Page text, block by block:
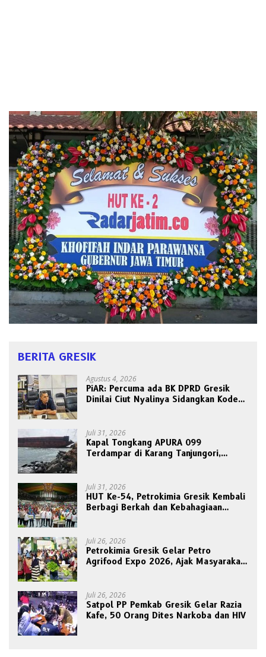
BERITA GRESIK
Agustus 4, 2026
PiAR: Percuma ada BK DPRD Gresik
Dinilai Ciut Nyalinya Sidangkan Kode
Juli 31, 2026
Kapal Tongkang APURA 099
Terdampar di Karang Tanjungori,
Juli 31, 2026
HUT Ke-54, Petrokimia Gresik Kembali
Berbagi Berkah dan Kebahagiaan
Juli 26, 2026
Petrokimia Gresik Gelar Petro
Agrifood Expo 2026, Ajak Masyarakat
Juli 26, 2026
Satpol PP Pemkab Gresik Gelar Razia
Kafe, 50 Orang Dites Narkoba dan HIV